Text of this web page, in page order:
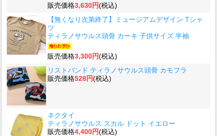
販売価格3,630円(税込)
【無くなり次第終了】ミュージアムデザイン Tシャ
ツ
ティラノサウルス頭骨 カーキ 子供サイズ 半袖
販売価格3,300円(税込)
リストバンド ティラノサウルス頭骨 カモフラ
販売価格528円(税込)
ネクタイ
ティラノサウルス スカル ドット イエロー
販売価格4,400円(税込)